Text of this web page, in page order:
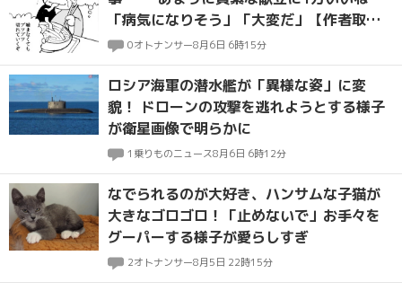
「病気になりそう」「大変だ」【作者取
材】
0オトナンサー8月6日 6時15分
ロシア海軍の潜水艦が「異様な姿」に変
貌！ ドローンの攻撃を逃れようとする様子
が衛星画像で明らかに
1 乗りものニュース8月6日 6時12分
なでられるのが大好き、ハンサムな子猫が
大きなゴロゴロ！「止めないで」お手々を
グーパーする様子が愛らしすぎ
2オトナンサー8月5日 22時15分